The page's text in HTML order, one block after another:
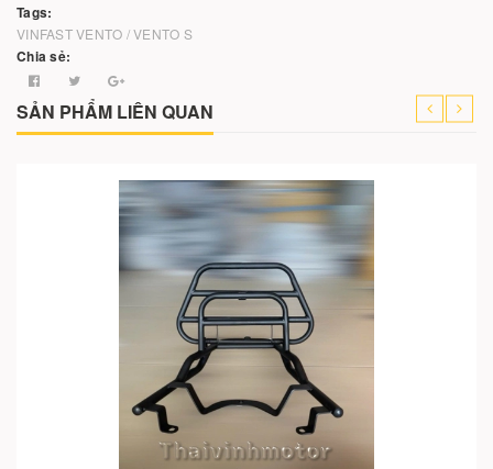
Tags:
VINFAST VENTO / VENTO S
Chia sẻ:
SẢN PHẨM LIÊN QUAN
Cho vào giỏ hàng